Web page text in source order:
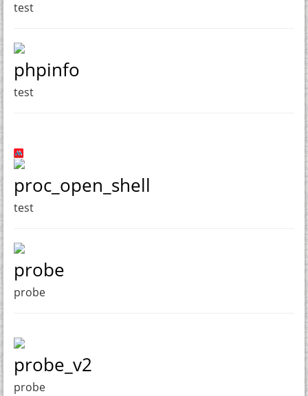
test
phpinfo
test
proc_open_shell
test
probe
probe
probe_v2
probe